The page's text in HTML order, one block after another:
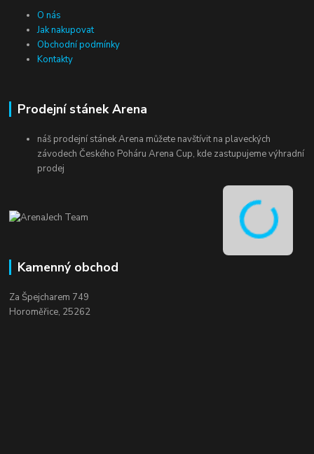
O nás
Jak nakupovat
Obchodní podmínky
Kontakty
Prodejní stánek Arena
náš prodejní stánek Arena můžete navštívit na plaveckých
závodech Českého Poháru Arena Cup, kde zastupujeme výhradní
prodej
Kamenný obchod
Za Špejcharem 749
Horoměřice, 25262